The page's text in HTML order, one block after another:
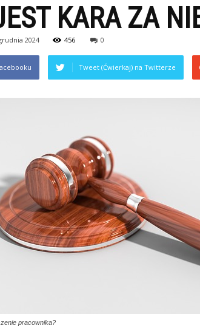
KARA ZA
2024 456 0
Tweet (Ćwierkaj) na Twitterze
pracownika?